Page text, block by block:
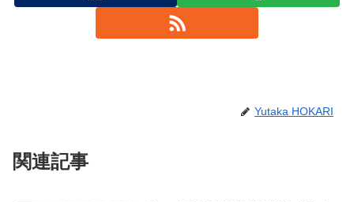
Yutaka HOKARI
関連記事